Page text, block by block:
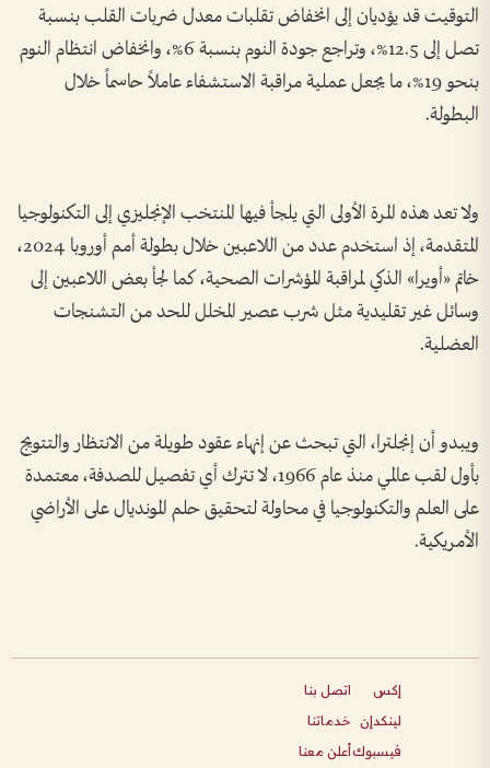
التوقيت قد يؤديان إلى انخفاض تقلبات معدل ضربات القلب بنسبة
تصل إلى 12.5%، وتراجع جودة النوم بنسبة 6%، وانخفاض انتظام النوم
بنحو 19%، ما يجعل عملية مراقبة الاستشفاء عاملاً حاسماً خلال
البطولة.
ولا تعد هذه المرة الأولى التي يلجأ فيها المنتخب الإنجليزي إلى التكنولوجيا
المتقدمة، إذ استخدم عدد من اللاعبين خلال بطولة أمم أوروبا 2024،
خاتم «أويرا» الذكي لمراقبة المؤشرات الصحية، كما لجأ بعض اللاعبين إلى
وسائل غير تقليدية مثل شرب عصير المخلل للحد من التشنجات
العضلية.
ويبدو أن إنجلترا، التي تبحث عن إنهاء عقود طويلة من الانتظار والتتويج
بأول لقب عالمي منذ عام 1966، لا تترك أي تفصيل للصدفة، معتمدة
على العلم والتكنولوجيا في محاولة لتحقيق حلم المونديال على الأراضي
الأمريكية.
إكس
لينكدإن
فيسبوك
اتصل بنا
خدماتنا
أعلن معنا